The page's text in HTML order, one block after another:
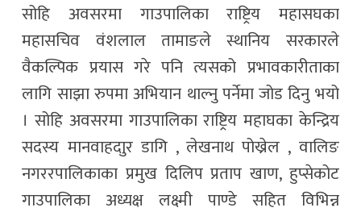
सोहि अवसरमा गाउपालिका राष्ट्रिय महासघका
महासचिव वंशलाल तामाङले स्थानिय सरकारले
वैकल्पिक प्रयास गरे पनि त्यसको प्रभावकारीताका
लागि साझा रुपमा अभियान थाल्नु पर्नेमा जोड दिनु भयो
। सोहि अवसरमा गाउपालिका राष्ट्रिय महाघका केन्द्रिय
सदस्य मानवाहदाुर डागि , लेखनाथ पोख्रेल , वालिङ
नगररपालिकाका प्रमुख दिलिप प्रताप खाण, हुप्सेकोट
गाउपालिका अध्यक्ष लक्ष्मी पाण्डे सहित विभिन्न